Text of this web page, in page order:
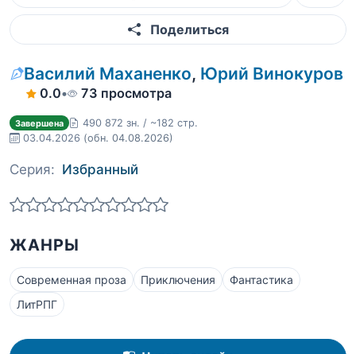
Поделиться
Василий Маханенко, Юрий Винокуров
0.0• 73 просмотра
Завершена
490 872 зн. / ~182 стр.
03.04.2026 (обн. 04.08.2026)
Серия: Избранный
ЖАНРЫ
Современная проза Приключения
Фантастика
ЛитРПГ